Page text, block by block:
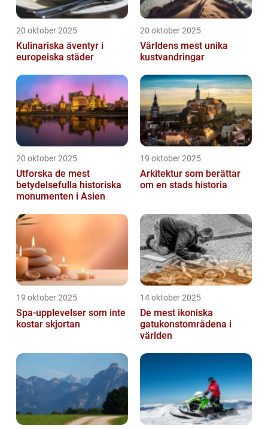
20 oktober 2025
Kulinariska äventyr i
europeiska städer
20 oktober 2025
Världens mest unika
kustvandringar
20 oktober 2025
Utforska de mest
betydelsefulla historiska
monumenten i Asien
19 oktober 2025
Arkitektur som berättar
om en stads historia
19 oktober 2025
Spa-upplevelser som inte
kostar skjortan
14 oktober 2025
De mest ikoniska
gatukonstområdena i
världen